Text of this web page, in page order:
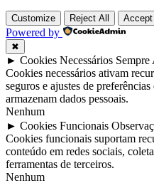
Customize Reject All Accept
Powered by
✖
► Cookies Necessários
Cookies necessários ativam
seguros e ajustes de
armazenam dados pessoais.
Nenhum
► Cookies Funcionais
Cookies funcionais suportam
conteúdo em redes sociais,
ferramentas de terceiros.
Nenhum